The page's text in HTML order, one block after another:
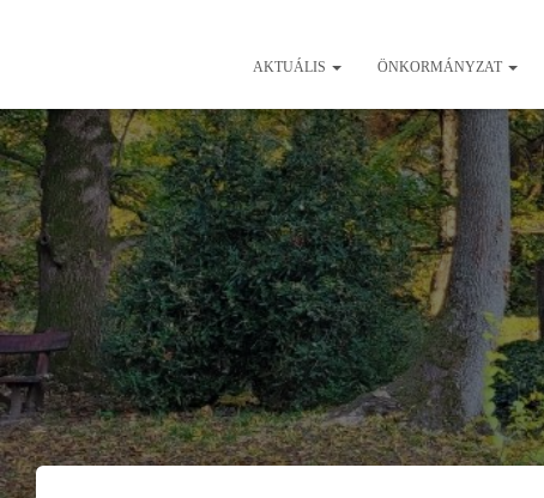
AKTUÁLIS ÖNKORMÁNYZAT